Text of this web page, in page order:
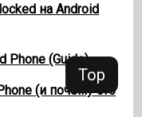
Top
на Android
Phone (Guide)
(и почему это